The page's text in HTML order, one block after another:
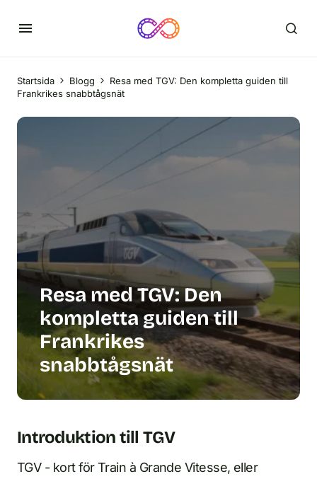
Startsida Blogg
Resa med TGV: Den kompletta guiden till
Frankrikes snabbtågsnät
Resa med TGV: Den
kompletta guiden till
Frankrikes
snabbtågsnät
Introduktion till TGV
TGV - kort för Train à Grande Vitesse, eller